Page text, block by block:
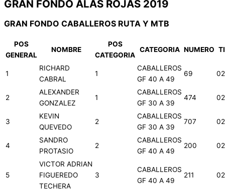
GRAN FONDO ALAS ROJAS 2019
GRAN FONDO CABALLEROS RUTA Y MTB
POS
GENERAL
NOMBRE
POS
CATEGORIA
CATEGORIA NUMERO
1
RICHARD
CABRAL
1
CABALLEROS
GF 40 A 49
69
2
ALEXANDER
GONZALEZ
1
CABALLEROS
GF 30 A 39
474
3
KEVIN
QUEVEDO
2
CABALLEROS
GF 30 A 39
707
4
SANDRO
PROTASIO
2
CABALLEROS
GF 40 A 49
200
5
VICTOR ADRIAN
FIGUEREDO
TECHERA
3
CABALLEROS
GF 40 A 49
211